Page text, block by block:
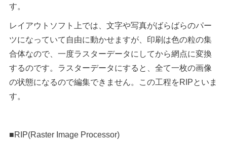
す。
レイアウトソフト上では、文字や写真がばらばらのパー
ツになっていて自由に動かせますが、印刷は色の粒の集
合体なので、一度ラスターデータにしてから網点に変換
するのです。ラスターデータにすると、全て一枚の画像
の状態になるので編集できません。この工程をRIPといま
す。
■RIP(Raster Image Processor)